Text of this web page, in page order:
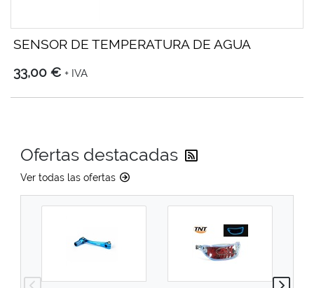
SENSOR DE TEMPERATURA DE AGUA
33,00 € + IVA
Ofertas destacadas
Ver todas las ofertas